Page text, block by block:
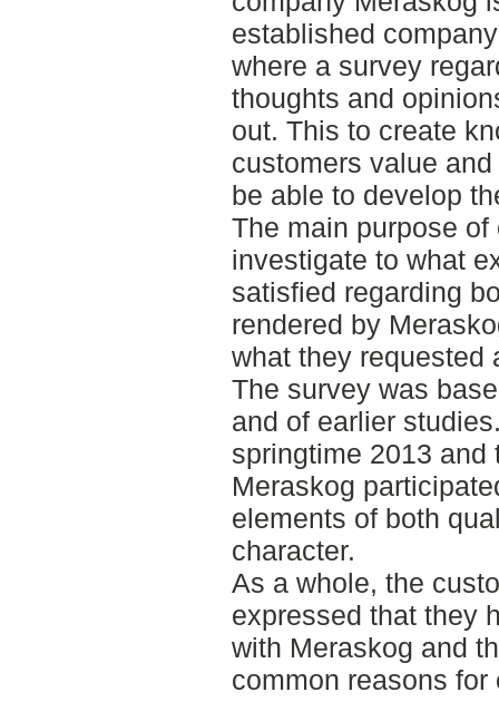
established
where a survey
thoughts and
out. This to create
customers value
be able to develop
The main purpose
investigate to what
satisfied regarding
rendered by
what they requested
The survey was
and of earlier
springtime 2013
Meraskog
elements of both
character.
As a whole, the
expressed that they
with Meraskog and
common reasons